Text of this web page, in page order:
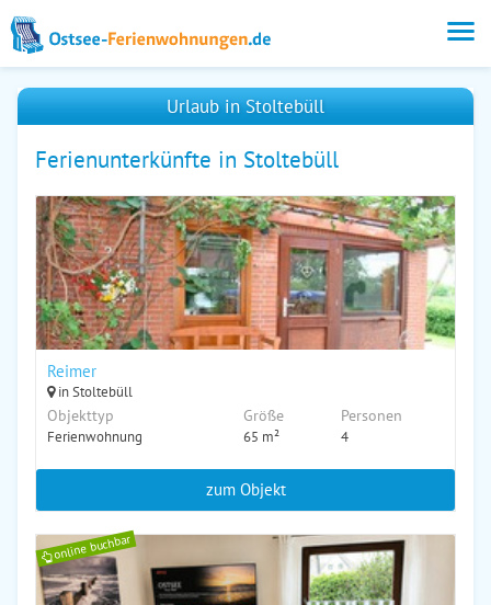
Urlaub in Stoltebüll
Ferienunterkünfte in Stoltebüll
Reimer
in Stoltebüll
Objekttyp
Ferienwohnung
Größe
65 m²
Personen
4
zum Objekt
online buchbar